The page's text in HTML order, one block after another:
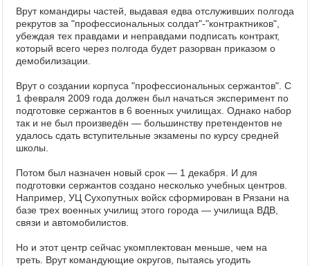
Врут командиры частей, выдавая едва отслуживших полгода
рекрутов за "профессиональных солдат"-"контрактников",
убеждая тех правдами и неправдами подписать контракт,
который всего через полгода будет разорван приказом о
демобилизации.
Врут о создании корпуса "профессиональных сержантов". С
1 февраля 2009 года должен был начаться эксперимент по
подготовке сержантов в 6 военных училищах. Однако набор
так и не был произведён — большинству претендентов не
удалось сдать вступительные экзамены по курсу средней
школы.
Потом был назначен новый срок — 1 декабря. И для
подготовки сержантов создано несколько учебных центров.
Например, УЦ Сухопутных войск сформирован в Рязани на
базе трех военных училищ этого города — училища ВДВ,
связи и автомобилистов.
Но и этот центр сейчас укомплектован меньше, чем на
треть. Врут командующие округов, пытаясь угодить